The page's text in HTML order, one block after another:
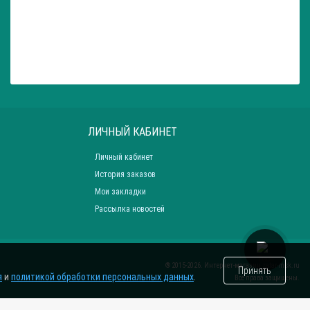
ЛИЧНЫЙ КАБИНЕТ
Личный кабинет
История заказов
Мои закладки
Рассылка новостей
® 2015-2026. Интернет-магазин
zatar-msk.ru
Все права защищены.
и политикой обработки персональных данных
Принять